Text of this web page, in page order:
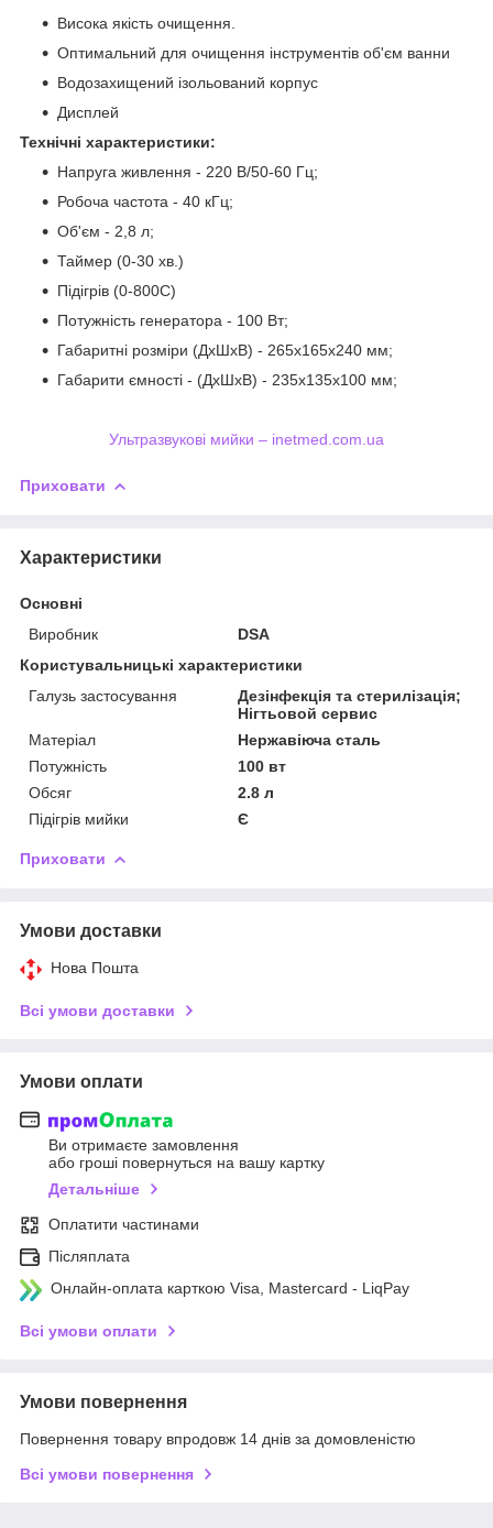
Висока якість очищення.
Оптимальний для очищення інструментів об'єм ванни
Водозахищений ізольований корпус
Дисплей
Технічні характеристики:
Напруга живлення - 220 В/50-60 Гц;
Робоча частота - 40 кГц;
Об'єм - 2,8 л;
Таймер (0-30 хв.)
Підігрів (0-800С)
Потужність генератора - 100 Вт;
Габаритні розміри (ДхШхВ) - 265х165х240 мм;
Габарити ємності - (ДхШхВ) - 235х135х100 мм;
Ультразвукові мийки – inetmed.com.ua
Приховати
Характеристики
Основні
Виробник
DSA
Користувальницькі характеристики
Галузь застосування
Дезінфекція та стерилізація;
Нігтьовой сервис
Матеріал
Нержавіюча сталь
Потужність
100 вт
Обсяг
2.8 л
Підігрів мийки
Є
Приховати
Умови доставки
Нова Пошта
Всі умови доставки
Умови оплати
Ви отримаєте замовлення
або гроші повернуться на вашу картку
Детальніше
Оплатити частинами
Післяплата
Онлайн-оплата карткою Visa, Mastercard - LiqPay
Всі умови оплати
Умови повернення
Повернення товару впродовж 14 днів за домовленістю
Всі умови повернення